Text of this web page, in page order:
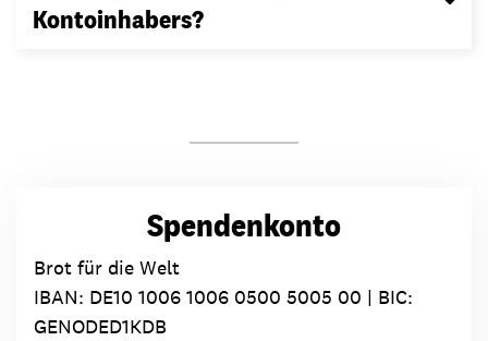
Kontoinhabers?
Spendenkonto
Brot für die Welt
IBAN: DE10 1006 1006 0500 5005 00 | BIC:
GENODED1KDB